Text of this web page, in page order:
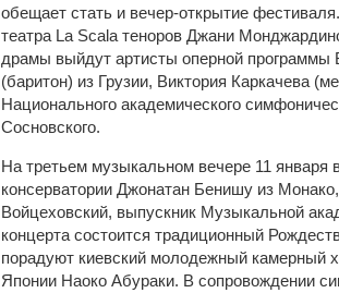
обещает стать и вечер-открытие
театра La Scala теноров Джани
драмы выйдут артисты оперной программы
(баритон) из Грузии, Виктория Каркачева
Национального академического
Сосновского.
На третьем музыкальном вечере 11 января
консерватории Джонатан Бенишу из
Войцеховский, выпускник Музыкальной
концерта состоится традиционный
порадуют киевский молодежный камерный
Японии Наоко Абураки. В сопровождении